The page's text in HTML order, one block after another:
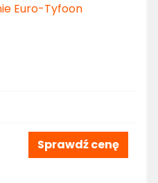
Euro-Tyfoon
Sprawdź cenę